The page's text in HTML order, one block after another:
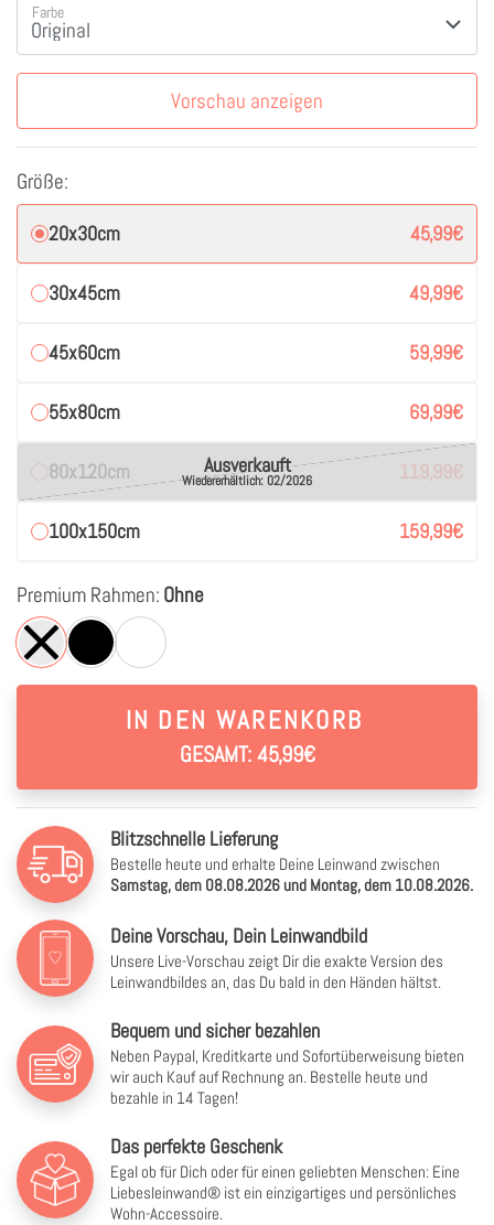
Farbe
Vorschau anzeigen
Größe:
20x30cm 45,99€
30x45cm 49,99€
45x60cm 59,99€
55x80cm 69,99€
80x120cm Ausverkauft
Wiedererhältlich: 02/2026 119,99€
100x150cm 159,99€
Premium Rahmen: Ohne
IN DEN WARENKORB
GESAMT: 45,99€
Blitzschnelle Lieferung
Bestelle heute und erhalte Deine Leinwand zwischen
Samstag, dem 08.08.2026 und Montag, dem 10.08.2026.
Deine Vorschau, Dein Leinwandbild
Unsere Live-Vorschau zeigt Dir die exakte Version des
Leinwandbildes an, das Du bald in den Händen hältst.
Bequem und sicher bezahlen
Neben Paypal, Kreditkarte und Sofortüberweisung bieten
wir auch Kauf auf Rechnung an. Bestelle heute und
bezahle in 14 Tagen!
Das perfekte Geschenk
Egal ob für Dich oder für einen geliebten Menschen: Eine
Liebesleinwand® ist ein einzigartiges und persönliches
Wohn-Accessoire.